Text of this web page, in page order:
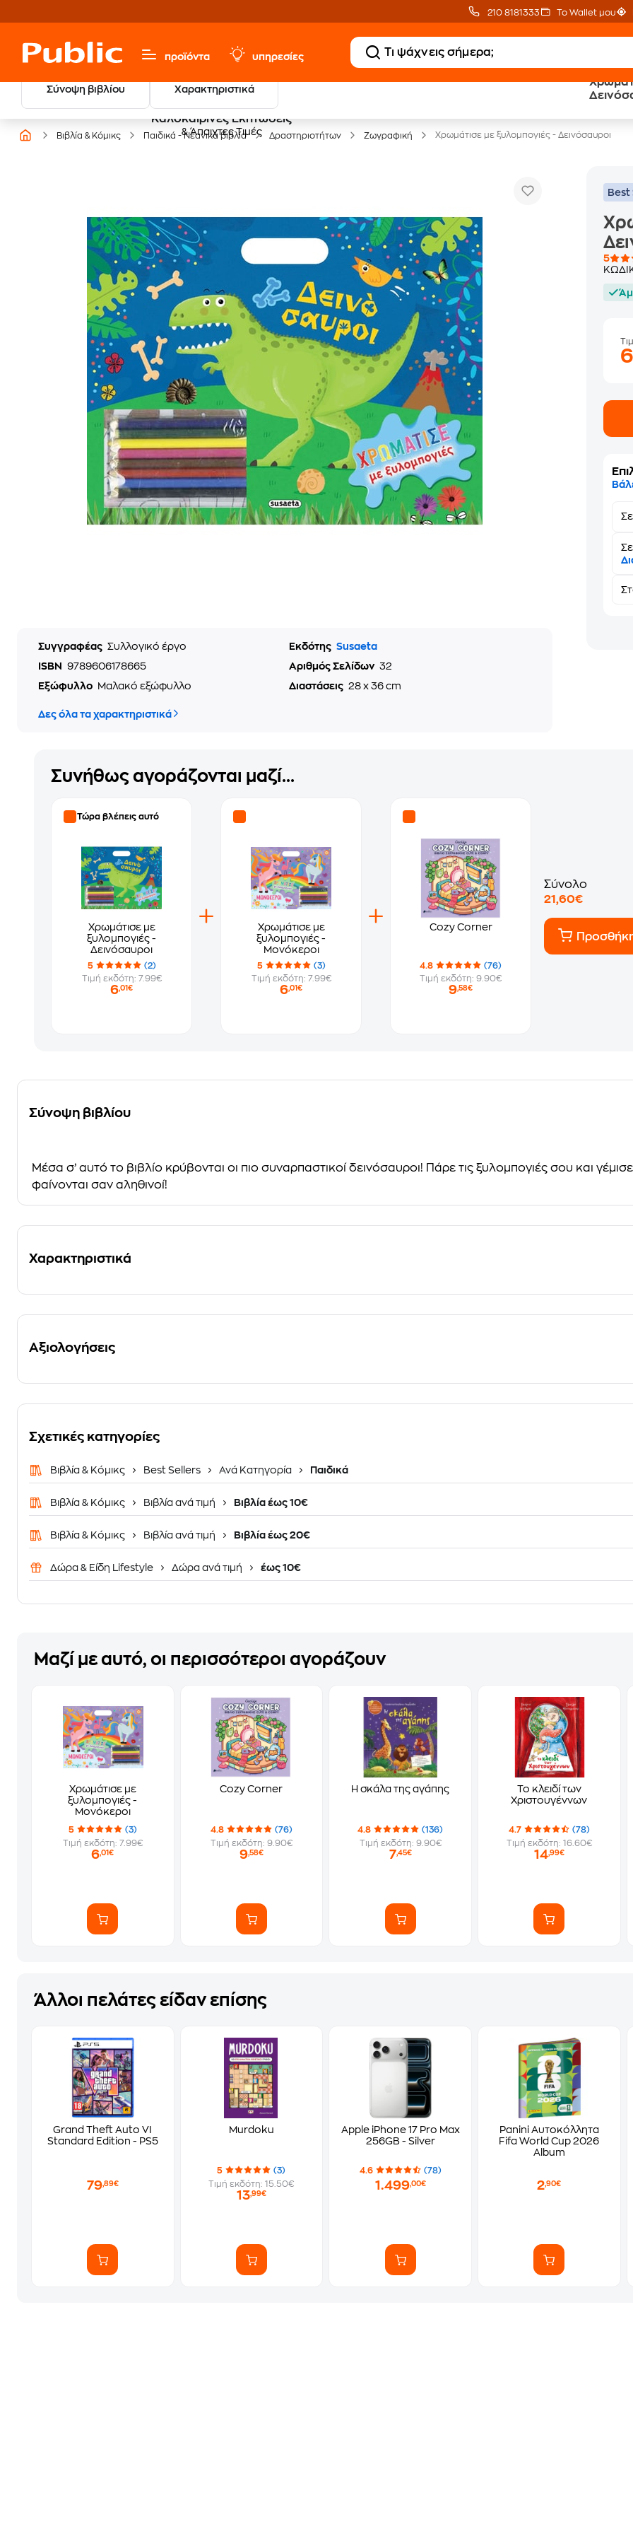
210 8181333 Το Wallet μου
προϊόντα υπηρεσίες
Σύνοψη βιβλίου Χαρακτηριστικά
Καλοκαιρινές Εκπτώσεις
& Άπαιχτες Τιμές
Δωρεάν
Βιβλία & Κόμικς Παιδικά - Νεανικά βιβλία Δραστηριοτήτων Ζωγραφική Χρωμάτισε με ξυλομπογιές - Δεινόσαυροι
Συγγραφέας Συλλογικό έργο Εκδότης Susaeta
ISBN
9789606178665 Αριθμός Σελίδων 32
Εξώφυλλο
Μαλακό εξώφυλλο Διαστάσεις 28 x 36 cm
Δες όλα τα χαρακτηριστικά
Best
5
Συνήθως αγοράζονται μαζί...
Τώρα βλέπεις αυτό
Χρωμάτισε με
ξυλομπογιές -
Δεινόσαυροι
5
(2)
Τιμή εκδότη: 7.99€
6,01€
Χρωμάτισε με
ξυλομπογιές -
Μονόκεροι
5
(3)
Τιμή εκδότη: 7.99€
6,01€
Cozy Corner
4.8
(76)
Τιμή εκδότη: 9.90€
9,58€
Σύνολο
21,60€
Σύνοψη βιβλίου
Mέσα σ’ αυτό το βιβλίο κρύβονται oι πιο συναρπαστικοί δεινόσαυροι! Πάρε τις ξυλομπογιές σου και
φαίνονται σαν αληθινοί!
Χαρακτηριστικά
Αξιολογήσεις
Σχετικές κατηγορίες
Βιβλία & Κόμικς Best Sellers Ανά Κατηγορία Παιδικά
Βιβλία & Κόμικς Βιβλία ανά τιμή Βιβλία έως 10€
Βιβλία & Κόμικς Βιβλία ανά τιμή Βιβλία έως 20€
Δώρα & Είδη Lifestyle Δώρα ανά τιμή έως 10€
Μαζί με αυτό, οι περισσότεροι αγοράζουν
Χρωμάτισε με
ξυλομπογιές -
Μονόκεροι
5
(3)
Τιμή εκδότη: 7.99€
6,01€
Cozy Corner
4.8
(76)
Τιμή εκδότη: 9.90€
9,58€
Η σκάλα της αγάπης
4.8
(136)
Τιμή εκδότη: 9.90€
7,45€
Το κλειδί των
Χριστουγέννων
4.7
(78)
Τιμή εκδότη: 16.60€
14,99€
Άλλοι πελάτες είδαν επίσης
Grand Theft Auto VI
Standard Edition - PS5
79,89€
Murdoku
5
(3)
Τιμή εκδότη: 15.50€
13,99€
Apple iPhone 17 Pro Max
256GB - Silver
4.6 (78)
1.499,00€
Panini Αυτοκόλλητα
Fifa World Cup 2026
Album
2,90€